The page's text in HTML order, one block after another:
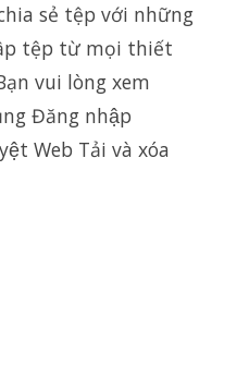
sẻ tệp với những
tệp từ mọi thiết
vui lòng xem
Đăng nhập
Web Tải và xóa